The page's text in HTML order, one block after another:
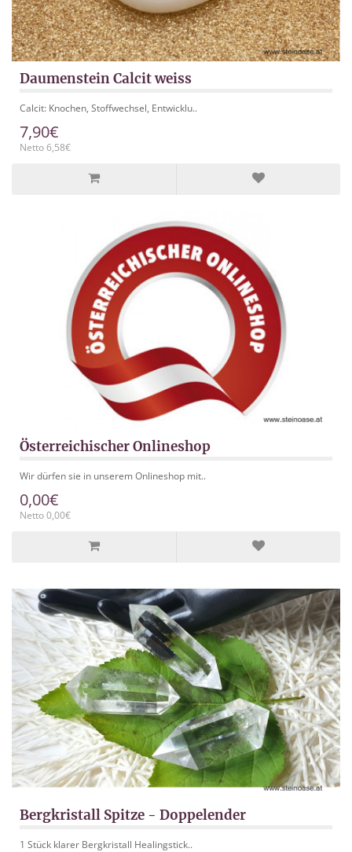
Daumenstein Calcit weiss
Calcit: Knochen, Stoffwechsel, Entwicklu..
7,90€
Netto 6,58€
Österreichischer Onlineshop
Wir dürfen sie in unserem Onlineshop mit..
0,00€
Netto 0,00€
Bergkristall Spitze - Doppelender
1 Stück klarer Bergkristall Healingstick..